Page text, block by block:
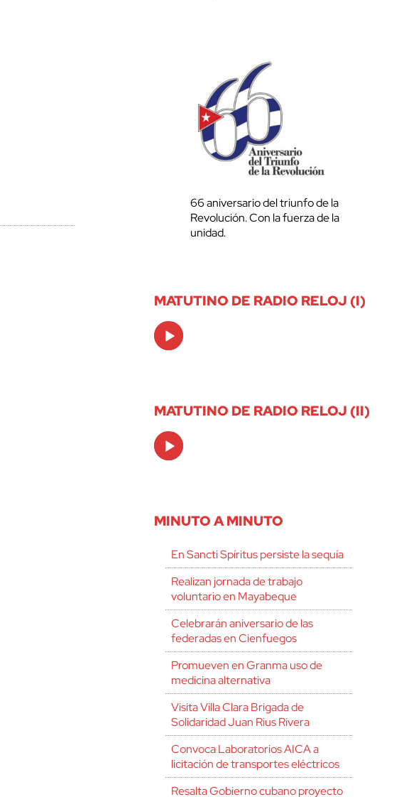
66 aniversario del triunfo de la
Revolución. Con la fuerza de la
unidad.
MATUTINO DE RADIO RELOJ (I)
Audio
Player
MATUTINO DE RADIO RELOJ (II)
Audio
Player
MINUTO A MINUTO
En Sancti Spíritus persiste la sequía
Realizan jornada de trabajo
voluntario en Mayabeque
Celebrarán aniversario de las
federadas en Cienfuegos
Promueven en Granma uso de
medicina alternativa
Visita Villa Clara Brigada de
Solidaridad Juan Rius Rivera
Convoca Laboratorios AICA a
licitación de transportes eléctricos
Resalta Gobierno cubano proyecto